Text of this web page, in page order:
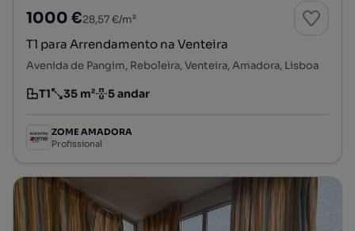
1000 €28,57 €/m²
T1 para Arrendamento na Venteira
Avenida de Pangim, Reboleira, Venteira, Amadora, Lisboa
Tipologia
T1
Preço por metro quadrado
35 m²
Andar 5 andar
ZOME AMADORA
Profissional